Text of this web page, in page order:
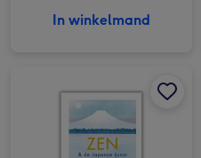
In winkelmand